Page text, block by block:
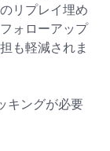
リプレイ埋め
ォローアップ
も軽減されま
キングが必要